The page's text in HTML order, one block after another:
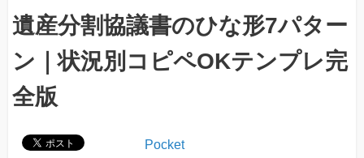
遺産分割協議書のひな形7パター
ン｜状況別コピペOKテンプレ完
全版
Pocket